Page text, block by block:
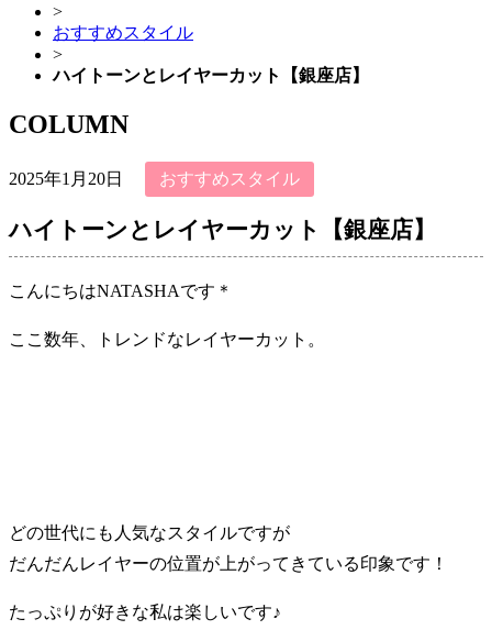
>
おすすめスタイル
>
ハイトーンとレイヤーカット【銀座店】
COLUMN
2025年1月20日 おすすめスタイル
ハイトーンとレイヤーカット【銀座店】
こんにちはNATASHAです＊
ここ数年、トレンドなレイヤーカット。
どの世代にも人気なスタイルですが
だんだんレイヤーの位置が上がってきている印象です！
たっぷりが好きな私は楽しいです♪